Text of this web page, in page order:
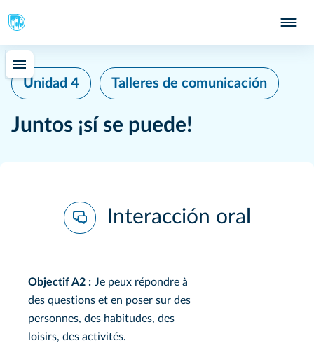
Unidad 4 Talleres de comunicación
Juntos ¡sí se puede!
Interacción oral
Objectif A2 : Je peux répondre à
des questions et en poser sur des
personnes, des habitudes, des
loisirs, des activités.